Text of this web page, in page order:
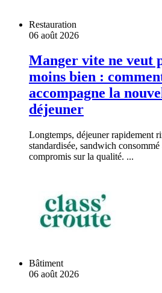
Restauration
06 août 2026
Manger vite ne veut
moins bien :
accompagne la
déjeuner
Longtemps, déjeuner rapidement
standardisée, sandwich
compromis sur la qualité. ...
Bâtiment
06 août 2026